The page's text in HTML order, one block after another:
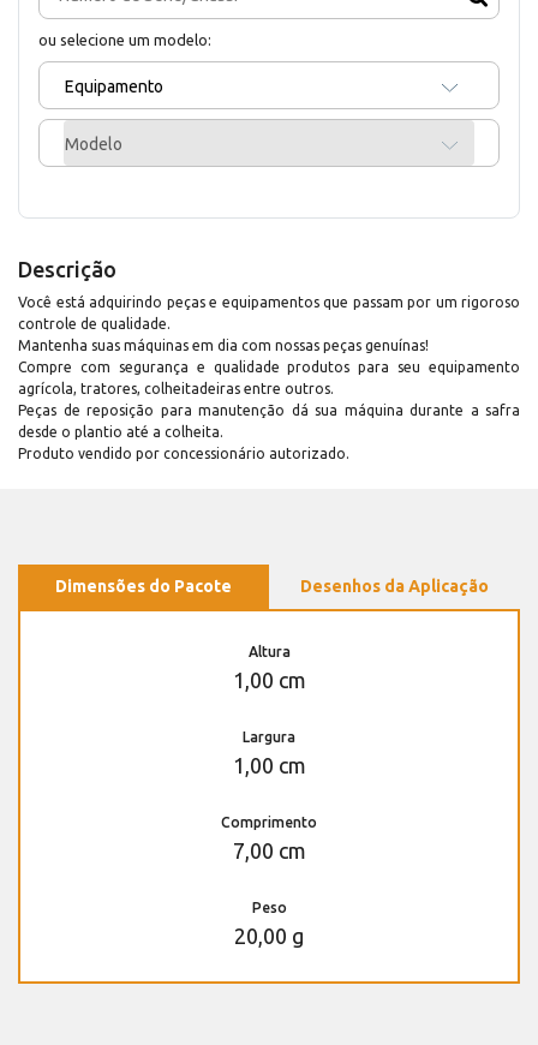
ou selecione um modelo:
Equipamento
Modelo
Descrição
Você está adquirindo peças e equipamentos que passam por um rigoroso
controle de qualidade.
Mantenha suas máquinas em dia com nossas peças genuínas!
Compre com segurança e qualidade produtos para seu equipamento
agrícola, tratores, colheitadeiras entre outros.
Peças de reposição para manutenção dá sua máquina durante a safra
desde o plantio até a colheita.
Produto vendido por concessionário autorizado.
Dimensões do Pacote Desenhos da Aplicação
Altura
1,00 cm
Largura
1,00 cm
Comprimento
7,00 cm
Peso
20,00 g